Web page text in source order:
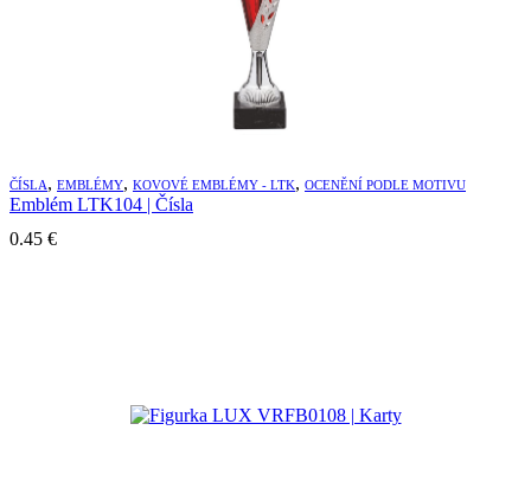
ČÍSLA, EMBLÉMY, KOVOVÉ EMBLÉMY - LTK, OCENĚNÍ PODLE MOTIVU
Emblém LTK104 | Čísla
0.45 €